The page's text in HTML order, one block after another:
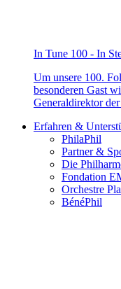
In Tune 100 - In
Um unsere 100.
besonderen Gast
Generaldirektor
Erfahren &
PhilaPhil
Partner &
Die
Fondation
Orchestre
BénéPhil